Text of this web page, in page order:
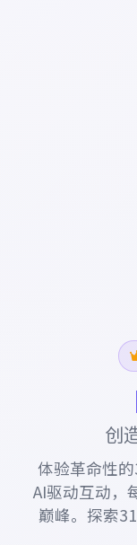
创
体验革命性
AI驱动互动，
巅峰。探索